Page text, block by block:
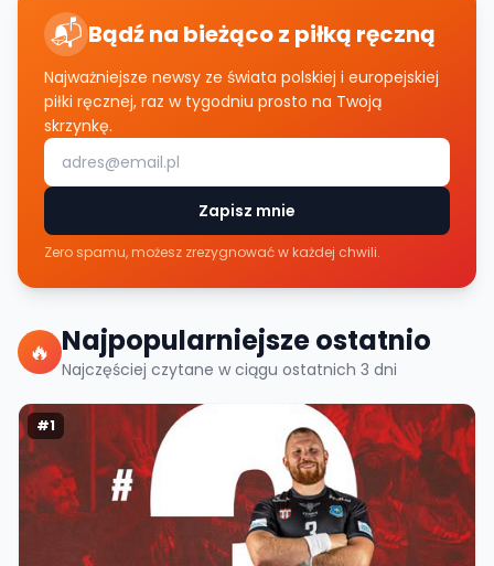
📬 Bądź na bieżąco z piłką ręczną
Najważniejsze newsy ze świata polskiej i europejskiej
piłki ręcznej, raz w tygodniu prosto na Twoją
skrzynkę.
Zapisz mnie
Zero spamu, możesz zrezygnować w każdej chwili.
🔥 Najpopularniejsze ostatnio
Najczęściej czytane w ciągu ostatnich 3 dni
#1